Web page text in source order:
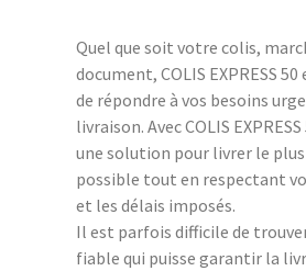
Quel que soit votre colis,
document, COLIS EXPRESS
de répondre à vos besoins
livraison. Avec COLIS
une solution pour livrer le
possible tout en respectant
et les délais imposés.
Il est parfois difficile de
fiable qui puisse garantir la